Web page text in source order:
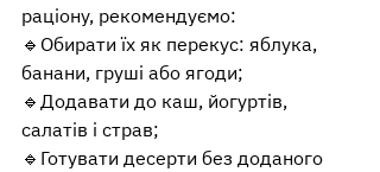
раціону, рекомендуємо:
🔹Обирати їх як перекус: яблука,
банани, груші або ягоди;
🔹Додавати до каш, йогуртів,
салатів і страв;
🔹Готувати десерти без доданого